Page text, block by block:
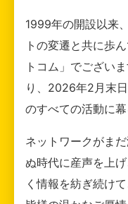
1999年の開設以来
トの変遷と共に歩
トコム」でござい
り、2026年2月末
のすべての活動に
ネットワークがま
ぬ時代に産声を上
く情報を紡ぎ続け